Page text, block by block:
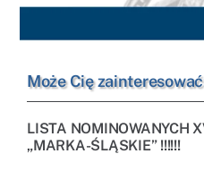
Może Cię
LISTA NOMINOWANYCH
„MARKA-ŚLĄSKIE” !!!!!!